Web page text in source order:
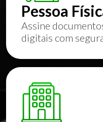
Pessoa
Assine
digitais com